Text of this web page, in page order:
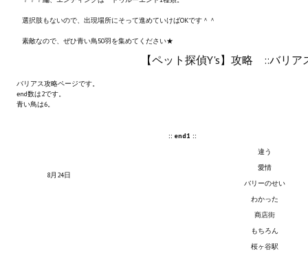
Моды группы
Работы Alexandra10
Kitana HGEC
Apella CBBE SSE BodySlide (with Physics)
選択肢もないので、出現場所にそって進めていけばOKです＾＾
素敵なので、ぜひ青い鳥50羽を集めてください★
【ペット探偵Y's】攻略 ::バリア
バリアス攻略ページです。
end数は2です。
青い鳥は6。
:: end1 ::
8月24日
違う
愛情
バリーのせい
わかった
商店街
もちろん
桜ヶ谷駅